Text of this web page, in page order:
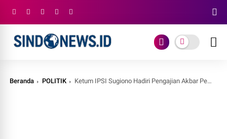
Beranda POLITIK Ketum IPSI Sugiono Hadiri Pengajian Akbar Pembangunan Padepokan Tapak Suci di Jogja